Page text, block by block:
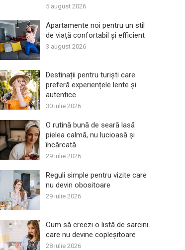
5 august 2026
Apartamente noi pentru un stil
de viață confortabil și efficient
3 august 2026
Destinații pentru turiști care
preferă experiențele lente și
autentice
30 iulie 2026
O rutină bună de seară lasă
pielea calmă, nu lucioasă și
încărcată
29 iulie 2026
Reguli simple pentru vizite care
nu devin obositoare
29 iulie 2026
Cum să creezi o listă de sarcini
care nu devine copleșitoare
28 iulie 2026